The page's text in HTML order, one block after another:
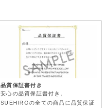
品質保証書付き
安心の品質保証書付き。
SUEHIROの全ての商品に品質保証